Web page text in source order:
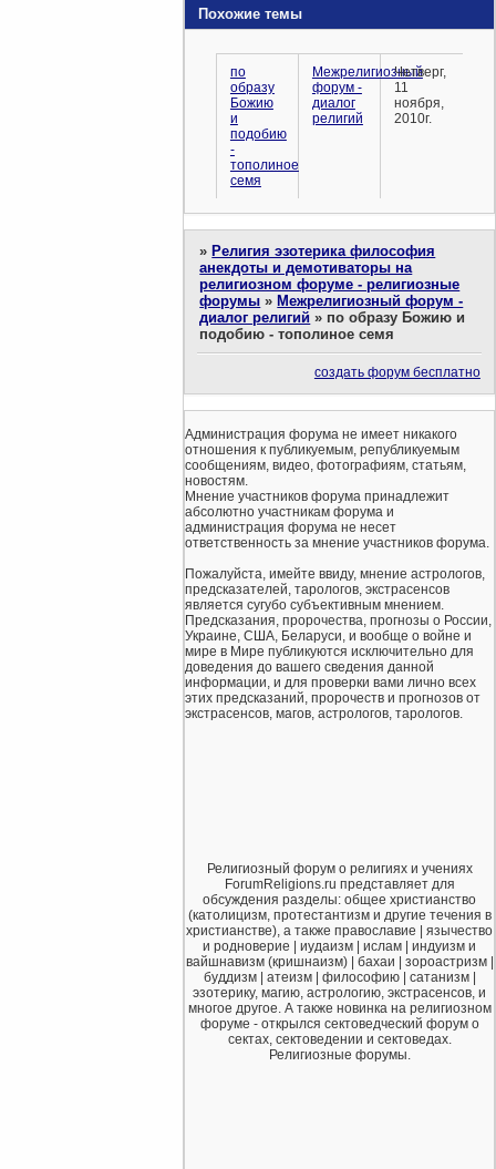
Похожие темы
по
образу
Божию
и
подобию
-
тополиное
семя
Межрелигиозный
форум -
диалог
религий
Четверг,
11
ноября,
2010г.
» Религия эзотерика философия
анекдоты и демотиваторы на
религиозном форуме - религиозные
форумы » Межрелигиозный форум -
диалог религий » по образу Божию и
подобию - тополиное семя
создать форум бесплатно
Администрация форума не имеет никакого
отношения к публикуемым, републикуемым
сообщениям, видео, фотографиям, статьям,
новостям.
Мнение участников форума принадлежит
абсолютно участникам форума и
администрация форума не несет
ответственность за мнение участников форума.
Пожалуйста, имейте ввиду, мнение астрологов,
предсказателей, тарологов, экстрасенсов
является сугубо субъективным мнением.
Предсказания, пророчества, прогнозы о России,
Украине, США, Беларуси, и вообще о войне и
мире в Мире публикуются исключительно для
доведения до вашего сведения данной
информации, и для проверки вами лично всех
этих предсказаний, пророчеств и прогнозов от
экстрасенсов, магов, астрологов, тарологов.
Религиозный форум о религиях и учениях
ForumReligions.ru представляет для
обсуждения разделы: общее христианство
(католицизм, протестантизм и другие течения в
христианстве), а также православие | язычество
и родноверие | иудаизм | ислам | индуизм и
вайшнавизм (кришнаизм) | бахаи | зороастризм |
буддизм | атеизм | философию | сатанизм |
эзотерику, магию, астрологию, экстрасенсов, и
многое другое. А также новинка на религиозном
форуме - открылся сектоведческий форум о
сектах, сектоведении и сектоведах.
Религиозные форумы.